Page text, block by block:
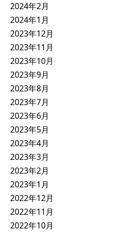
2024年2月
2024年1月
2023年12月
2023年11月
2023年10月
2023年9月
2023年8月
2023年7月
2023年6月
2023年5月
2023年4月
2023年3月
2023年2月
2023年1月
2022年12月
2022年11月
2022年10月